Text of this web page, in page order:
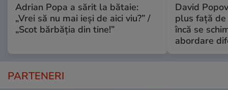
Adrian Popa a sărit la bătaie:
„Vrei să nu mai ieși de aici viu?” /
„Scot bărbăția din tine!”
David
plus față de
încă se
abordare
PARTENERI